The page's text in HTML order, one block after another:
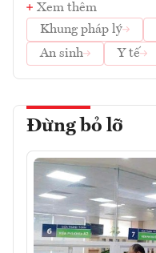
Xem thêm
Khung pháp lý
An sinh
Y tế
Đừng bỏ lỡ